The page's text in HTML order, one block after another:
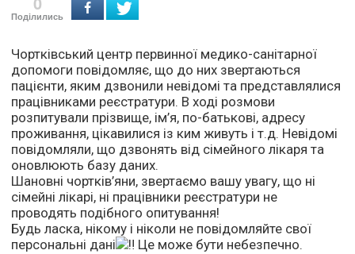
Поділились
Чортківський центр первинної медико-санітарної
допомоги повідомляє, що до них звертаються
пацієнти, яким дзвонили невідомі та представлялися
працівниками реєстратури. В ході розмови
розпитували прізвище, ім’я, по-батькові, адресу
проживання, цікавилися із ким живуть і т.д. Невідомі
повідомляли, що дзвонять від сімейного лікаря та
оновлюють базу даних.
Шановні чортків’яни, звертаємо вашу увагу, що ні
сімейні лікарі, ні працівники реєстратури не
проводять подібного опитування!
Будь ласка, нікому і ніколи не повідомляйте свої
персональні дані
Це може бути небезпечно.